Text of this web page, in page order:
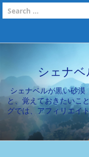
シェナ
シェナベルが黒い砂漠
と、覚えておきたいこ
グでは、アフィリエイ